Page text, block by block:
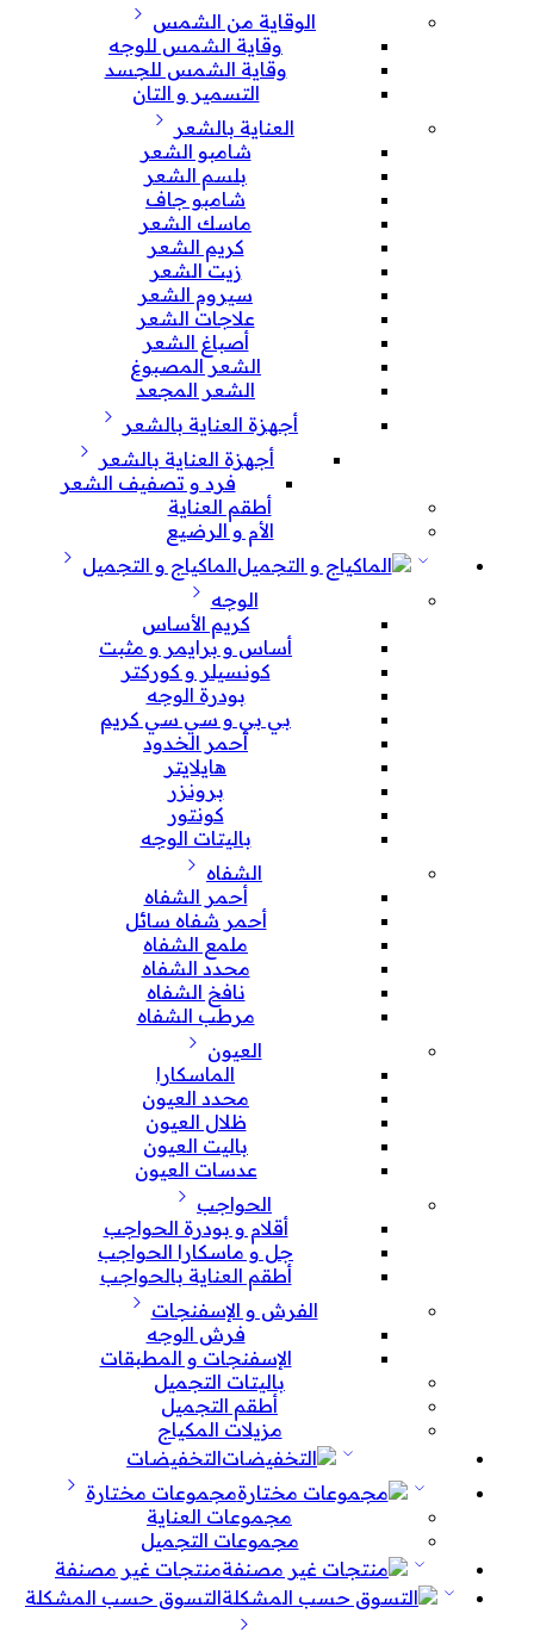
الوقاية من الشمس
وقاية الشمس للوجه
وقاية الشمس للجسد
التسمير و التان
العناية بالشعر
شامبو الشعر
بلسم الشعر
شامبو جاف
ماسك الشعر
كريم الشعر
زيت الشعر
سيروم الشعر
علاجات الشعر
أصباغ الشعر
الشعر المصبوغ
الشعر المجعد
أجهزة العناية بالشعر
أجهزة العناية بالشعر
فرد و تصفيف الشعر
أطقم العناية
الأم و الرضيع
الماكياج و التجميل
الوجه
كريم الأساس
أساس و برايمر و مثبت
كونسيلر و كوركتر
بودرة الوجه
بي بي و سي سي كريم
أحمر الخدود
هايلايتر
برونزر
كونتور
باليتات الوجه
الشفاه
أحمر الشفاه
أحمر شفاه سائل
ملمع الشفاه
محدد الشفاه
نافخ الشفاه
مرطب الشفاه
العيون
الماسكارا
محدد العيون
ظلال العيون
باليت العيون
عدسات العيون
الحواجب
أقلام و بودرة الحواجب
جل و ماسكارا الحواجب
أطقم العناية بالحواجب
الفرش و الإسفنجات
فرش الوجه
الإسفنجات و المطبقات
باليتات التجميل
أطقم التجميل
مزيلات المكياج
التخفيضات
مجموعات مختارة
مجموعات العناية
مجموعات التجميل
منتجات غير مصنفة
التسوق حسب المشكلة